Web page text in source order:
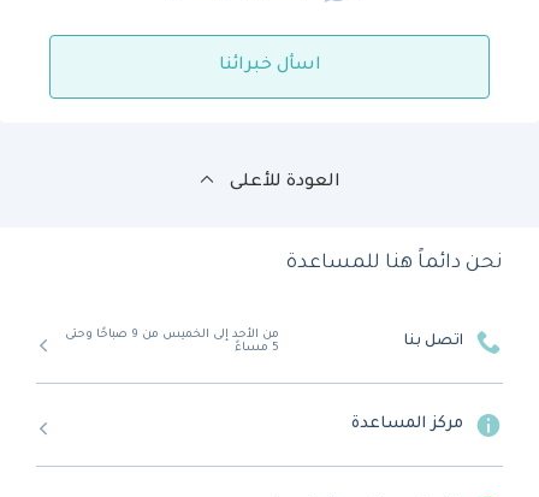
اسأل خبرائنا
العودة للأعلى
نحن دائماً هنا للمساعدة
اتصل بنا
من الأحد إلى الخميس من 9 صباحًا وحتى
5 مساءً
مركز المساعدة